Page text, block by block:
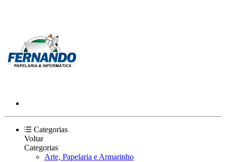
Categorias
Voltar
Categorias
Arte, Papelaria e Armarinho